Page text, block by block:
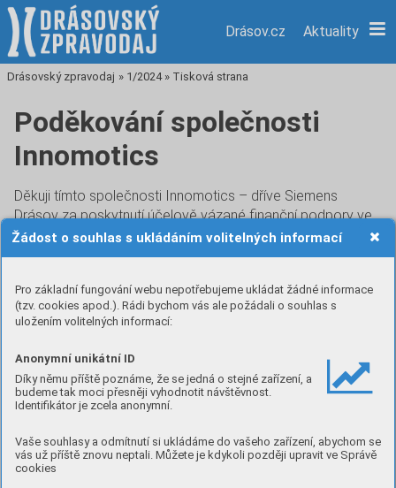
Žádost o souhlas s ukládáním volitelných informací
Pro základní fungování webu nepotřebujeme ukládat žádné informace
(tzv. cookies apod.). Rádi bychom vás ale požádali o souhlas s
uložením volitelných informací:
Anonymní unikátní ID
Díky němu příště poznáme, že se jedná o stejné zařízení, a
budeme tak moci přesněji vyhodnotit návštěvnost.
Identifikátor je zcela anonymní.
Vaše souhlasy a odmítnutí si ukládáme do vašeho zařízení, abychom se
vás už příště znovu neptali. Můžete je kdykoli později upravit ve Správě
cookies
Drásov.cz Aktuality
Drásovský zpravodaj » 1/2024 » Tisková strana
Poděkování společnosti
Innomotics
Děkuji tímto společnosti Innomotics – dříve Siemens
Drásov za poskytnutí účelově vázané finanční podpory ve
výši 500 000 Kč na rekonstrukci zdravotního střediska
v Drásově.
předchozí článek
Nákup svahové sekačky
následující článek
Článek pochází z vydání 1/2024